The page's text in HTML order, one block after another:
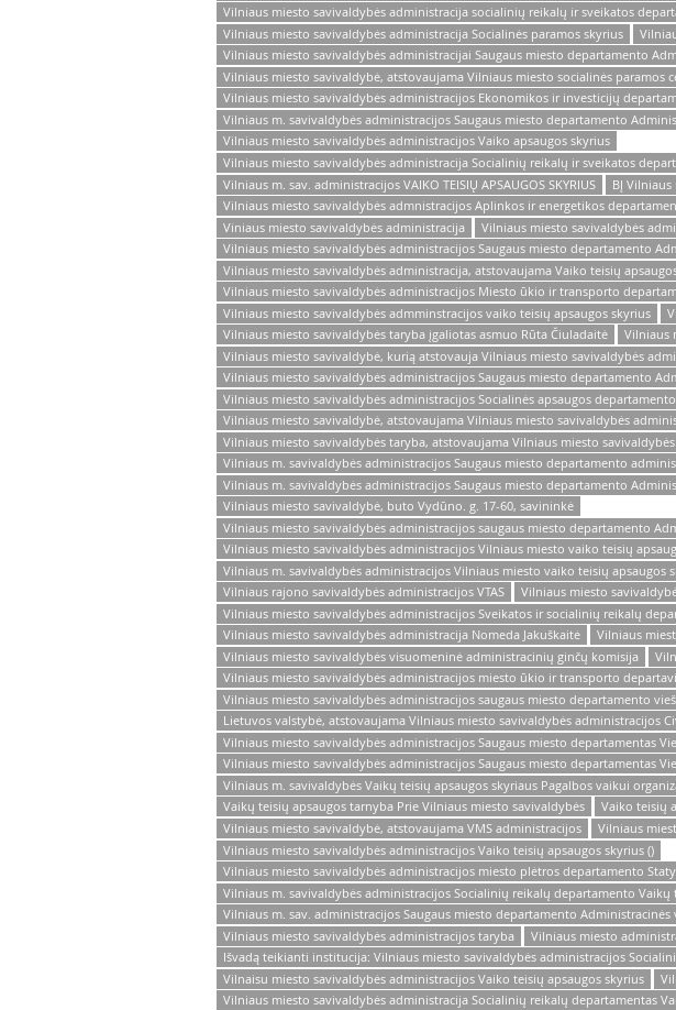
Vilniaus miesto savivaldybės administracija socialinių reikalų ir sveikatos
Vilniaus miesto savivaldybės administracija Socialinės paramos skyrius
Vilniaus miesto savivaldybės administracijai Saugaus miesto departamento
Vilniaus miesto savivaldybė, atstovaujama Vilniaus miesto socialinės paramos
Vilniaus miesto savivaldybės administracijos Ekonomikos ir investicijų
Vilniaus m. savivaldybės administracijos Saugaus miesto departamento
Vilniaus miesto savivaldybės administracijos Vaiko apsaugos skyrius
Vilniaus miesto savivaldybės administracija Socialinių reikalų ir sveikatos
Vilniaus m. sav. administracijos VAIKO TEISIŲ APSAUGOS SKYRIUS
BĮ
Vilniaus miesto savivaldybės admnistracijos Aplinkos ir energetikos
Viniaus miesto savivaldybės administracija
Vilniaus miesto savivaldybės
Vilniaus miesto savivaldybės administracijos Saugaus miesto departamento
Vilniaus miesto savivaldybės administracija, atstovaujama Vaiko teisių
Vilniaus miesto savivaldybės administracijos Miesto ūkio ir transporto
Vilniaus miesto savivaldybės admminstracijos vaiko teisių apsaugos skyrius
Vilniaus miesto savivaldybės taryba įgaliotas asmuo Rūta Čiuladaitė
Vilniaus
Vilniaus miesto savivaldybė, kurią atstovauja Vilniaus miesto savivaldybės
Vilniaus miesto savivaldybės administracijos Saugaus miesto departamento
Vilniaus miesto savivaldybės administracijos Socialinės apsaugos
Vilniaus miesto savivaldybė, atstovaujama Vilniaus miesto savivaldybės
Vilniaus miesto savivaldybės taryba, atstovaujama Vilniaus miesto
Vilniaus m. savivaldybės administracijos Saugaus miesto departamento
Vilniaus m. savivaldybės administracijos Saugaus miesto departamento
Vilniaus miesto savivaldybė, buto Vydūno. g. 17-60, savininkė
Vilniaus miesto savivaldybės administracijos saugaus miesto departamento
Vilniaus miesto savivaldybės administracijos Vilniaus miesto vaiko teisių
Vilniaus m. savivaldybės administracijos Vilniaus miesto vaiko teisių apsaugos
Vilniaus rajono savivaldybės administracijos VTAS
Vilniaus miesto
Vilniaus miesto savivaldybės administracijos Sveikatos ir socialinių reikalų
Vilniaus miesto savivaldybės administracija Nomeda Jakuškaitė
Vilniaus
Vilniaus miesto savivaldybės visuomeninė administracinių ginčų komisija
Vilniaus miesto savivaldybės administracijos miesto ūkio ir transporto
Vilniaus miesto savivaldybės administracijos saugaus miesto departamento
Lietuvos valstybė, atstovaujama Vilniaus miesto savivaldybės administracijos
Vilniaus miesto savivaldybės administracijos Saugaus miesto departamentas
Vilniaus miesto savivaldybės administracijos Saugaus miesto departamentas
Vilniaus m. savivaldybės Vaikų teisių apsaugos skyriaus Pagalbos vaikui
Vaikų teisių apsaugos tarnyba Prie Vilniaus miesto savivaldybės
Vaiko teisių
Vilniaus miesto savivaldybė, atstovaujama VMS administracijos
Vilniaus
Vilniaus miesto savivaldybės administracijos Vaiko teisių apsaugos skyrius ()
Vilniaus miesto savivaldybės administracijos miesto plėtros departamento
Vilniaus m. savivaldybės administracijos Socialinių reikalų departamento Vaikų
Vilniaus m. sav. administracijos Saugaus miesto departamento Administracinės
Vilniaus miesto savivaldybės administracijos taryba
Vilniaus miesto
Išvadą teikianti institucija: Vilniaus miesto savivaldybės administracijos
Vilnaisu miesto savivaldybės administracijos Vaiko teisių apsaugos skyrius
Vilniaus miesto savivaldybės administracija Socialinių reikalų departamentas